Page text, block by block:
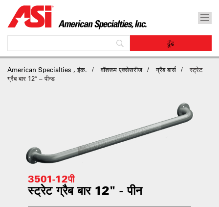
American Specialties , इंक. वॉशरूम एक्सेसरीज ग्रैब बार्स
स्ट्रेट
ग्रैब बार 12″ – पीन्ड
3501-12पी
स्ट्रेट ग्रैब बार 12" - पीन